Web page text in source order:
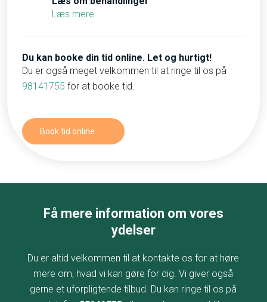
Læs mere
Du kan booke din tid online. Let og hurtigt!
Du er også meget velkommen til at ringe til os på
98141755 for at booke tid.
Book tid online​
Få mere information om vores
ydelser
Du er altid velkommen til at kontakte os for at høre
mere om, hvad vi kan gøre for dig. Vi giver også
gerne et uforpligtende tilbud. Du kan ringe til os på